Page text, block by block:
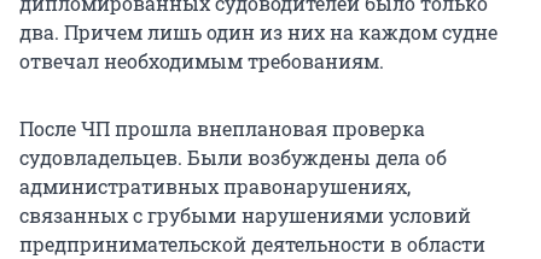
два. Причем лишь один из них на каждом судне
отвечал необходимым требованиям.
После ЧП прошла внеплановая проверка
судовладельцев. Были возбуждены дела об
административных правонарушениях,
связанных с грубыми нарушениями условий
предпринимательской деятельности в области